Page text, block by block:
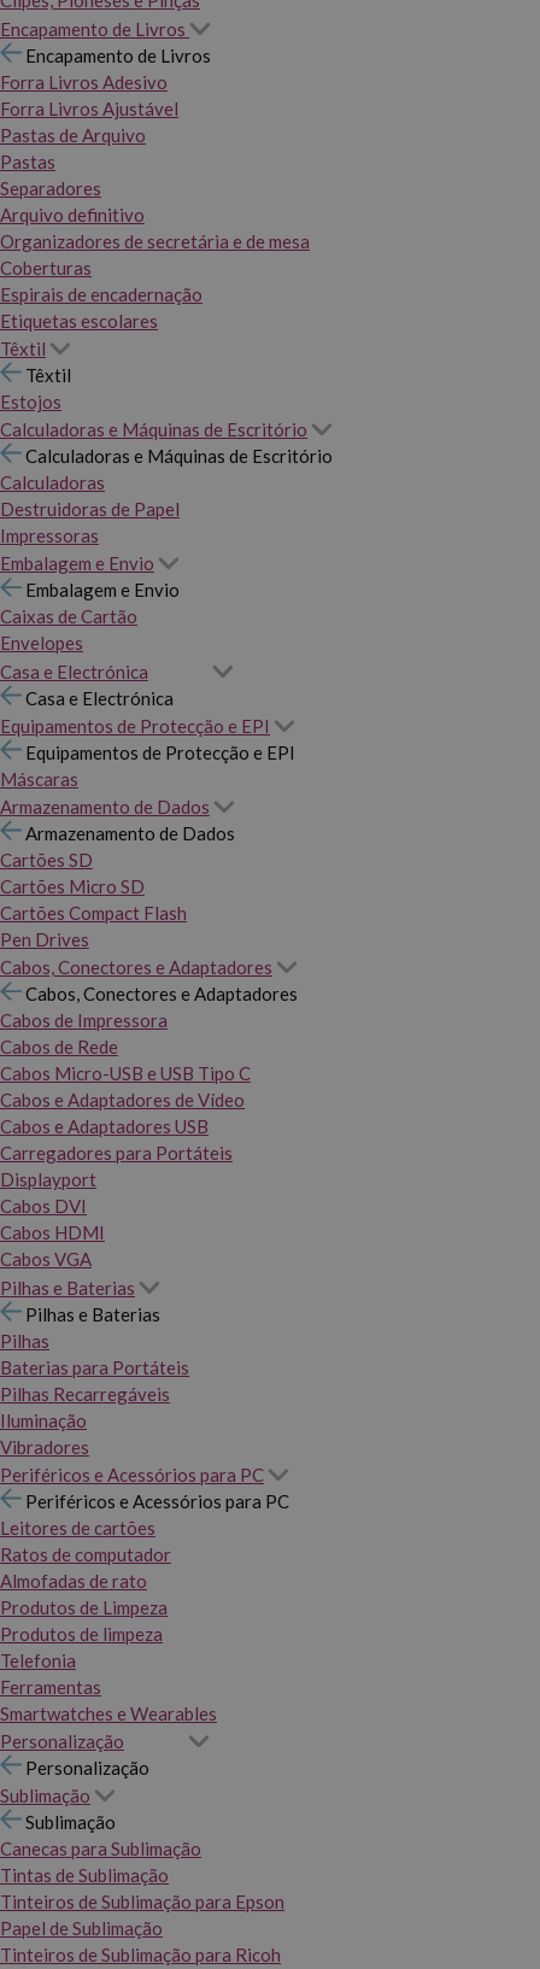
Encapamento de Livros
Encapamento de Livros
Forra Livros Adesivo
Forra Livros Ajustável
Pastas de Arquivo
Pastas
Separadores
Arquivo definitivo
Organizadores de secretária e de mesa
Coberturas
Espirais de encadernação
Etiquetas escolares
Têxtil
Têxtil
Estojos
Calculadoras e Máquinas de Escritório
Calculadoras e Máquinas de Escritório
Calculadoras
Destruidoras de Papel
Impressoras
Embalagem e Envio
Embalagem e Envio
Caixas de Cartão
Envelopes
Casa e Electrónica
Casa e Electrónica
Equipamentos de Protecção e EPI
Equipamentos de Protecção e EPI
Máscaras
Armazenamento de Dados
Armazenamento de Dados
Cartões SD
Cartões Micro SD
Cartões Compact Flash
Pen Drives
Cabos, Conectores e Adaptadores
Cabos, Conectores e Adaptadores
Cabos de Impressora
Cabos de Rede
Cabos Micro-USB e USB Tipo C
Cabos e Adaptadores de Vídeo
Cabos e Adaptadores USB
Carregadores para Portáteis
Displayport
Cabos DVI
Cabos HDMI
Cabos VGA
Pilhas e Baterias
Pilhas e Baterias
Pilhas
Baterias para Portáteis
Pilhas Recarregáveis
Iluminação
Vibradores
Periféricos e Acessórios para PC
Periféricos e Acessórios para PC
Leitores de cartões
Ratos de computador
Almofadas de rato
Produtos de Limpeza
Produtos de limpeza
Telefonia
Ferramentas
Smartwatches e Wearables
Personalização
Personalização
Sublimação
Sublimação
Canecas para Sublimação
Tintas de Sublimação
Tinteiros de Sublimação para Epson
Papel de Sublimação
Tinteiros de Sublimação para Ricoh